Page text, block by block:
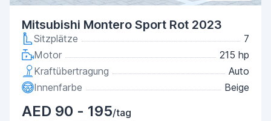
Mitsubishi Montero Sport Rot 2023
Sitzplätze
7
Motor
215 hp
Kraftübertragung
Auto
Innenfarbe
Beige
AED 90 - 195/tag